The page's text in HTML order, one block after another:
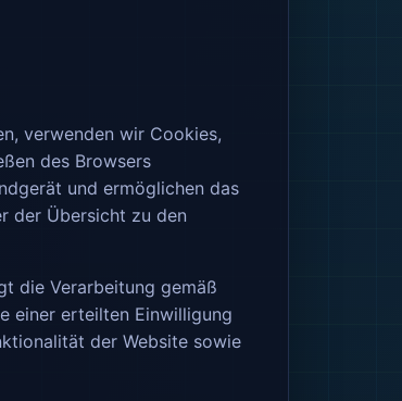
verwenden wir Cookies,
des Browsers
und ermöglichen das
der Übersicht zu den
die Verarbeitung gemäß
einer erteilten Einwilligung
der Website sowie